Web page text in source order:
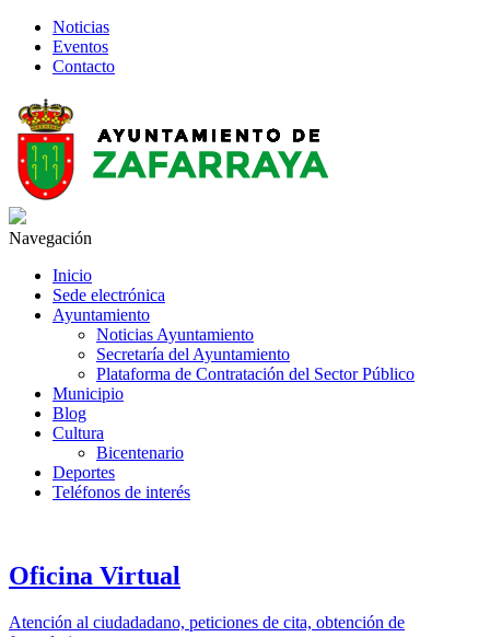
Noticias
Eventos
Contacto
Navegación
Inicio
Sede electrónica
Ayuntamiento
Noticias Ayuntamiento
Secretaría del Ayuntamiento
Plataforma de Contratación del Sector Público
Municipio
Blog
Cultura
Bicentenario
Deportes
Teléfonos de interés
Oficina Virtual
Atención al ciudadadano, peticiones de cita, obtención de